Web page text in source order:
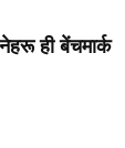
ही बेंचमार्क